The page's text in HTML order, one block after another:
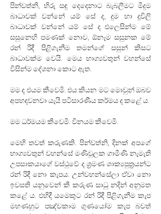
පින්වත්නි, හිරු සඳු දෙදෙනාට බැබලීමට මීදුම
බාධාවක් වන්නේ යම් සේ ද, දුම හා දූවිලි
බාධාවක් වන්නේ යම් සේ ද එලෙසින්ම මේ
සසුනෙහි පමණක් නොව, ඕනෑම සසුනක මේ
රන් රිදී පිළිගැනීම තමන්ගේ සසුන් කිසට
බාධාවක්ම වෙයි. මෙය භාග්‍යවතුන් වහන්සේ
විසින්ම දේශනා කොට ඇත.
මම ද එයම කීවෙමි. එය කියන මට මොවුන් ඔබව
අපහදවනවා යැයි පටිසාරණීය කර්මය ද කළේ ය.
මම ධර්මයම කීවෙමි. විනයම කීවෙමි.
මෙහි තවත් කරුණකි. පින්වත්නි, දිනක් අපගේ
භාග්‍යවතුන් වහන්සේ මණිචූලක ගාමීණි නැමැති
උපසාකයාගේ වස්ථුවේ ද ශ්‍රමණ ශාක්‍යපුත්‍රයන්ට
රන් රිදී නො කැපය. උන්වහන්සේලා ඒවා නො
ඉවසති යනුවෙන් කී කරුණ සාධු නදින් අනුමත
කළේ ය. එහිදී යමෙකුට රන් රිදී පිළිගැනීම කැප
මහණහුට පඤ්චකාම ගුණයෝම කැප බවත්